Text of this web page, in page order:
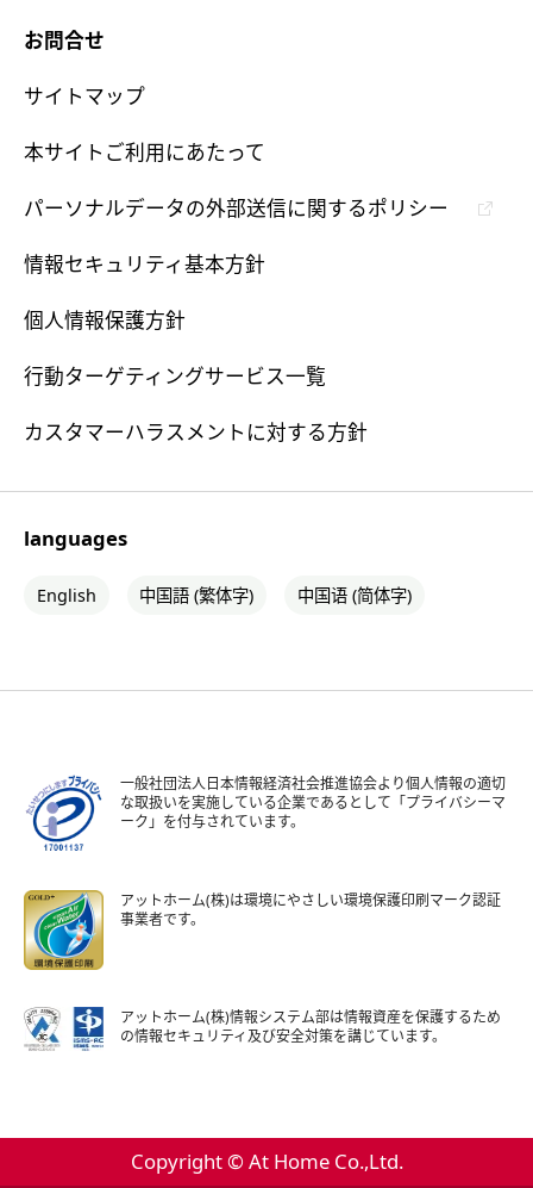
お問合せ
サイトマップ
本サイトご利用にあたって
パーソナルデータの外部送信に関するポリシー
情報セキュリティ基本方針
個人情報保護方針
行動ターゲティングサービス一覧
カスタマーハラスメントに対する方針
languages
English 中国語 (繁体字) 中国语 (简体字)
一般社団法人日本情報経済社会推進協会より個人情報の適切
な取扱いを実施している企業であるとして「プライバシーマ
ーク」を付与されています。
アットホーム(株)は環境にやさしい環境保護印刷マーク認証
事業者です。
アットホーム(株)情報システム部は情報資産を保護するため
の情報セキュリティ及び安全対策を講じています。
Copyright © At Home Co.,Ltd.